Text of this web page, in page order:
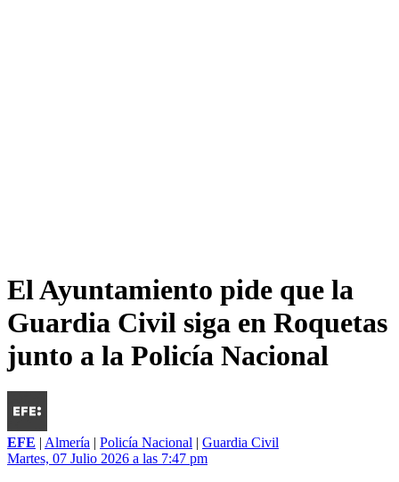
El Ayuntamiento pide que la
Guardia Civil siga en Roquetas
junto a la Policía Nacional
EFE | Almería | Policía Nacional | Guardia Civil
Martes, 07 Julio 2026 a las 7:47 pm